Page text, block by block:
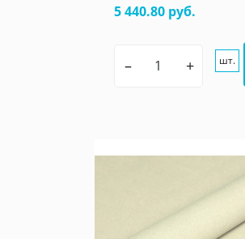
5 440.80 руб.
– + шт.